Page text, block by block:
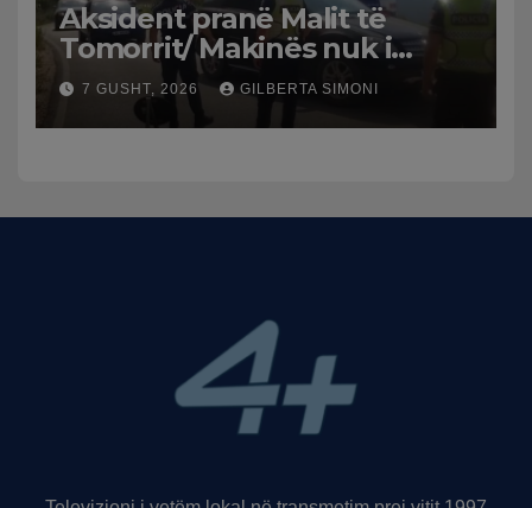
Aksident pranë Malit të
Tomorrit/ Makinës nuk i
punuan frenat dhe doli nga
rruga, plagosen 7 persona,
dy në gjendje të rëndë te
7 GUSHT, 2026 GILBERTA SIMONI